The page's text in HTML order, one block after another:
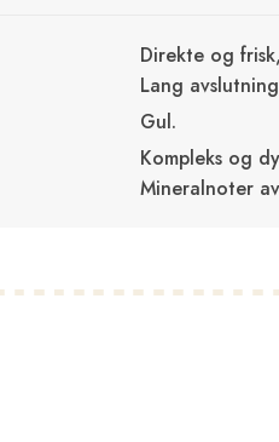
Direkte og
Lang
Gul.
Kompleks og
Mineralnoter